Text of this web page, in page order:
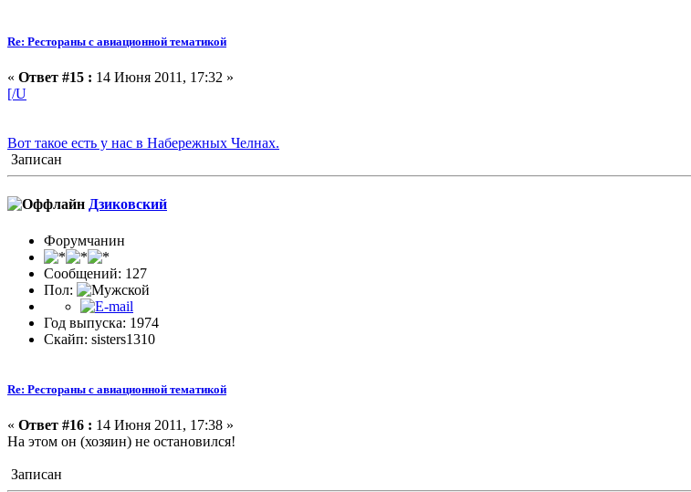
Re: Рестораны с авиационной тематикой
« Ответ #15 : 14 Июня 2011, 17:32 »
[/U
Вот такое есть у нас в Набережных Челнах.
Записан
Дзиковский
Форумчанин
Сообщений: 127
Пол:
Год выпуска: 1974
Скайп: sisters1310
Re: Рестораны с авиационной тематикой
« Ответ #16 : 14 Июня 2011, 17:38 »
На этом он (хозяин) не остановился!
Записан